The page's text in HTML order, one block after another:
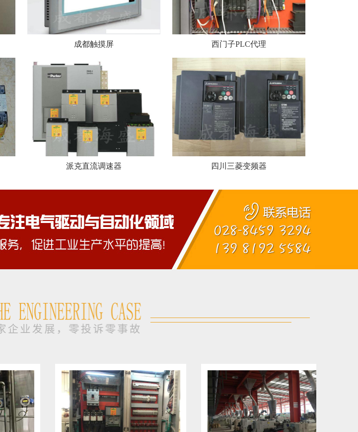
成都触摸屏 西门子PLC代理
派克直流调速器 四川三菱变频器